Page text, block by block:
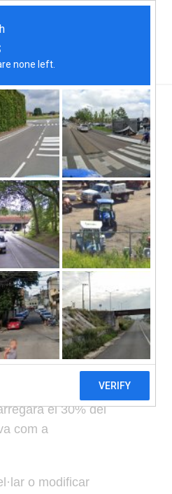
de
i Dipòsits
les reserves
podran ser
sense
15 dies abans de
o modificar
el 30% del
com a
o modificar